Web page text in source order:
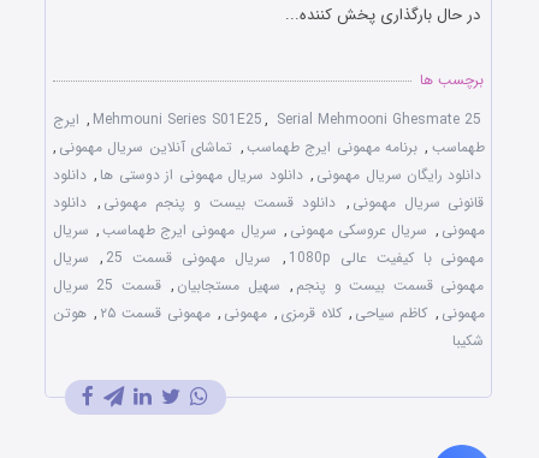
در حال بارگذاری پخش کننده...
برچسب ها
Mehmouni Series S01E25, Serial Mehmooni Ghesmate 25
, ایرج
طهماسب , برنامه مهمونی ایرج طهماسب, تماشای آنلاین سریال مهمونی ,
دانلود رایگان سریال مهمونی , دانلود سریال مهمونی از دوستی ها , دانلود
قانونی سریال مهمونی , دانلود قسمت بیست و پنجم مهمونی , دانلود
مهمونی , سریال عروسکی مهمونی , سریال مهمونی ایرج طهماسب, سریال
مهمونی با کیفیت عالی 1080p
, سریال مهمونی قسمت 25 , سریال
مهمونی قسمت بیست و پنجم , سهیل مستجابیان ,
قسمت 25 سریال
مهمونی , کاظم سیاحی , کلاه قرمزی , مهمونی , مهمونی قسمت ۲۵ , هوتن
شکیبا